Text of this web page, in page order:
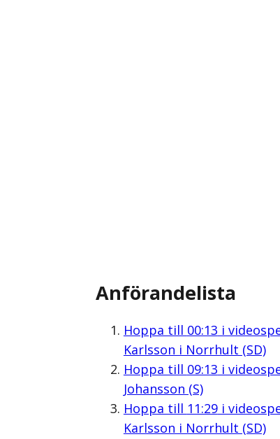
Anförandelista
Hoppa till 00:13 i
Karlsson i Norrhult (SD)
Hoppa till 09:13 i
Johansson (S)
Hoppa till 11:29i
Karlsson i Norrhult (SD)